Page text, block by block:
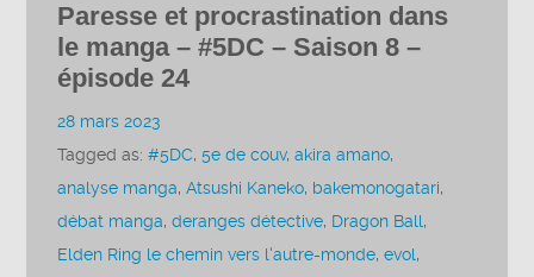
Paresse et procrastination dans
le manga – #5DC – Saison 8 –
épisode 24
28 mars 2023
Tagged as:#5DC,5e de couv,akira amano,
analyse manga,Atsushi Kaneko, bakemonogatari,
débat manga,deranges détective, Dragon Ball,
Elden Ring le chemin vers l'autre-monde,evol,